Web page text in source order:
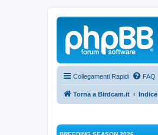
Collegamenti Rapidi FAQ
Torna a Birdcam.it Indice